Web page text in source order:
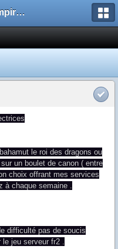
Big Bang Empire - Forum
le roi des dragons ou
un boulet de canon ( entre
choix offrant mes services
à chaque semaine .
difficulté pas de soucis
jeu serveur fr2 .